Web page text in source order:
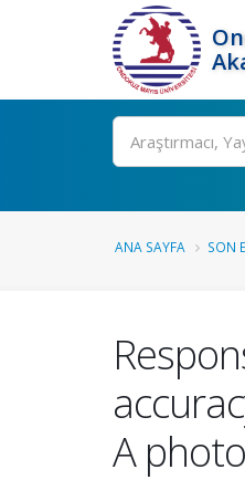
Ara
ANA SAYFA SON
A